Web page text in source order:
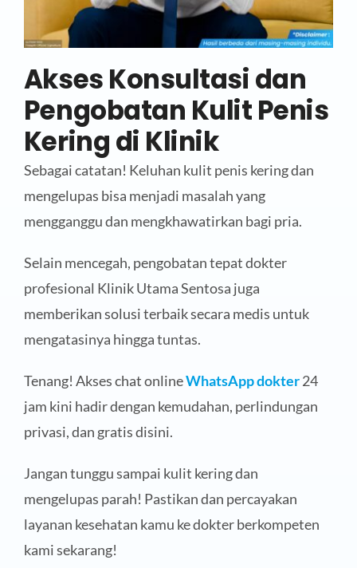
Akses Konsultasi dan
Pengobatan Kulit Penis
Kering di Klinik
Sebagai catatan! Keluhan kulit penis kering dan
mengelupas bisa menjadi masalah yang
mengganggu dan mengkhawatirkan bagi pria.
Selain mencegah, pengobatan tepat dokter
profesional Klinik Utama Sentosa juga
memberikan solusi terbaik secara medis untuk
mengatasinya hingga tuntas.
Tenang! Akses chat onlineWhatsApp dokter24
jam kini hadir dengan kemudahan, perlindungan
privasi, dan gratis disini.
Jangan tunggu sampai kulit kering dan
mengelupas parah! Pastikan dan percayakan
layanan kesehatan kamu ke dokter berkompeten
kami sekarang!